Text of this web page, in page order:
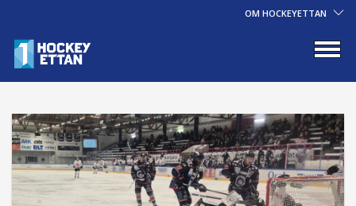
OM HOCKEYETTAN